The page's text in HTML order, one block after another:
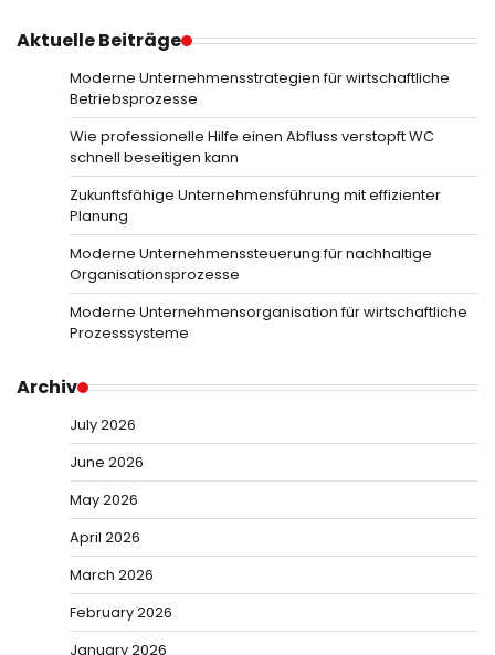
Aktuelle Beiträge
Moderne Unternehmensstrategien für wirtschaftliche
Betriebsprozesse
Wie professionelle Hilfe einen Abfluss verstopft WC
schnell beseitigen kann
Zukunftsfähige Unternehmensführung mit effizienter
Planung
Moderne Unternehmenssteuerung für nachhaltige
Organisationsprozesse
Moderne Unternehmensorganisation für wirtschaftliche
Prozesssysteme
Archiv
July 2026
June 2026
May 2026
April 2026
March 2026
February 2026
January 2026